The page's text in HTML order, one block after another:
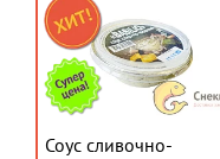
Соус сливочно-